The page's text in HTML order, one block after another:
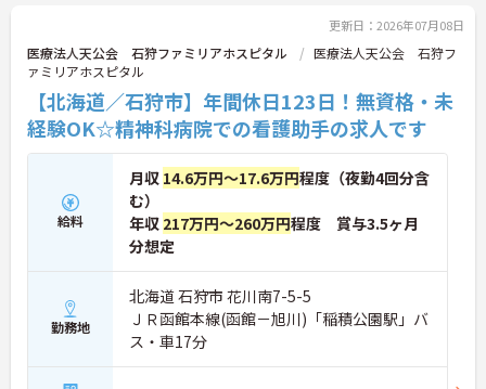
更新日：2026年07月08日
医療法人天公会 石狩ファミリアホスピタル
医療法人天公会 石狩フ
ァミリアホスピタル
【北海道／石狩市】年間休日123日！無資格・未
経験OK☆精神科病院での看護助手の求人です
給料
月収 14.6万円～17.6万円程度（夜勤4回分含
む）
年収 217万円～260万円程度 賞与3.5ヶ月
分想定
勤務地
北海道 石狩市 花川南7-5-5
ＪＲ函館本線(函館－旭川)「稲積公園駅」バ
ス・車17分